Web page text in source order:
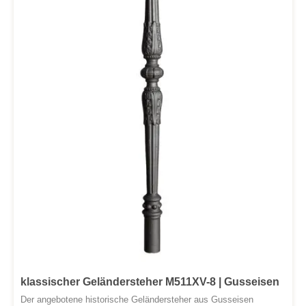
klassischer Geländersteher M511XV-8 | Gusseisen
Der angebotene historische Geländersteher aus Gusseisen